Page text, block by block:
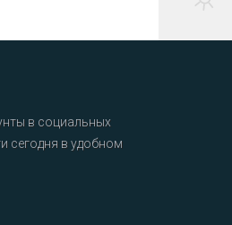
в социальных
сегодня в удобном